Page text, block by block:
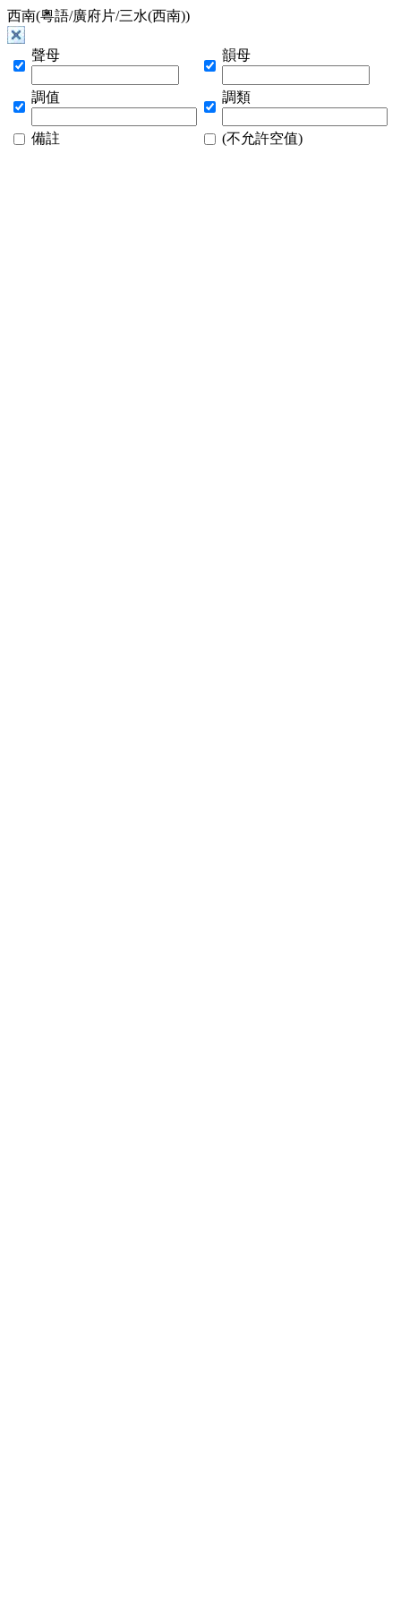
西南(粵語/廣府片/三水(西南))
聲母 韻母
調值 調類
備註 (不允許空值)